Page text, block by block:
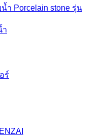
า Porcelain stone รุ่น
ำ
ร์